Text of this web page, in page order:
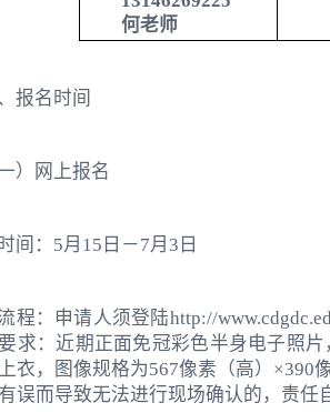
何老师
报名时间
一）网上报名
间：5月15日－7月3日
程：申请人须登陆http://
要求：近期正面免冠彩色半身电子照
衣，图像规格为567像素（高）×390
误而导致无法进行现场确认的，责任